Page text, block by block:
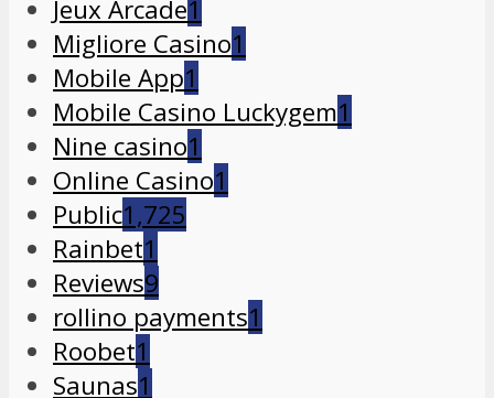
Jeux Arcade1
Migliore Casino1
Mobile App1
Mobile Casino Luckygem1
Nine casino1
Online Casino1
Public1,725
Rainbet1
Reviews9
rollino payments1
Roobet1
Saunas1